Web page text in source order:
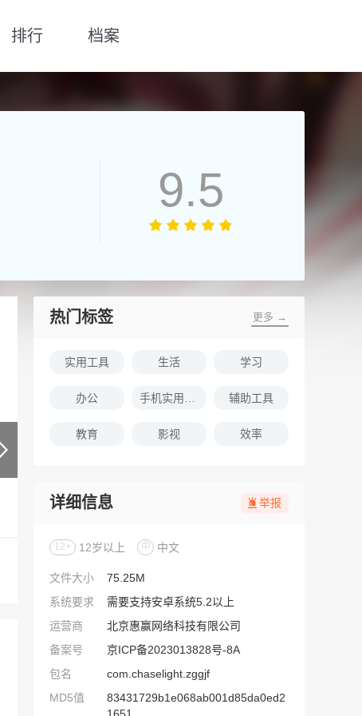
排行 档案
9.5
热门标签 更多 →
实用工具 生活 学习
办公 辅助工具
教育 影视 效率
详细信息 举报
12+ 12岁以上 中 中文
文件大小
75.25M
系统要求
需要支持安卓系统5.2以上
运营商
北京惠赢网络科技有限公司
备案号
京ICP备2023013828号-8A
包名
com.chaselight.zggjf
MD5值
83431729b1e068ab001d85da0ed2